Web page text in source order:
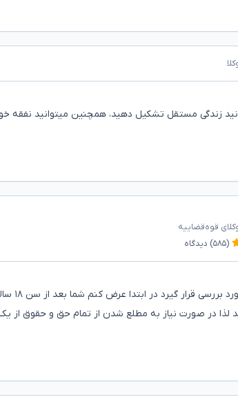
قوه‌قضاییه
(۵۸۵) دیدگاه
سلام
لذا در صورت نیاز به مطلع شدن از تمام حق و حقوق